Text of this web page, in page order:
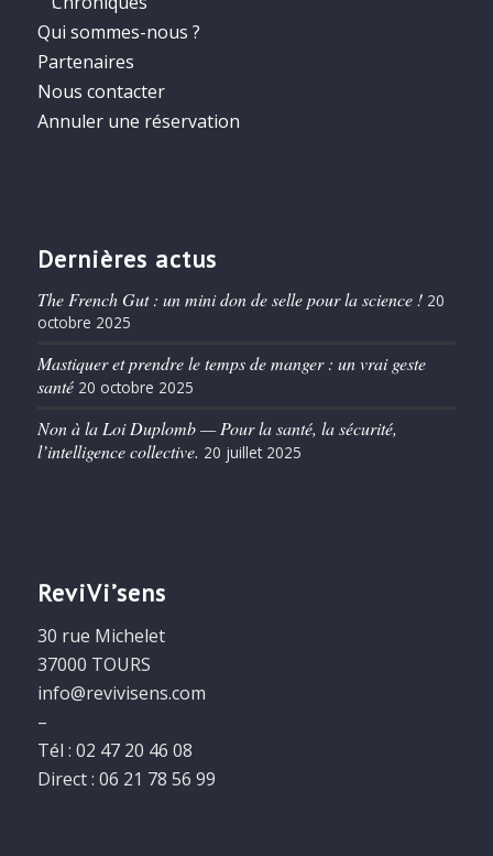
Qui sommes-nous ?
Partenaires
Nous contacter
Annuler une réservation
Dernières actus
The French Gut : un mini don de selle pour la science ! 20
octobre 2025
Mastiquer et prendre le temps de manger : un vrai geste
santé 20 octobre 2025
Non à la Loi Duplomb — Pour la santé, la sécurité,
l’intelligence collective. 20 juillet 2025
ReviVi’sens
30 rue Michelet
37000 TOURS
info@revivisens.com
–
Tél : 02 47 20 46 08
Direct : 06 21 78 56 99